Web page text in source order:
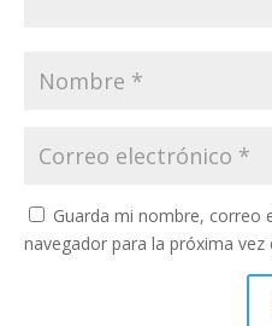
Guarda mi nombre, correo
navegador para la próxima vez